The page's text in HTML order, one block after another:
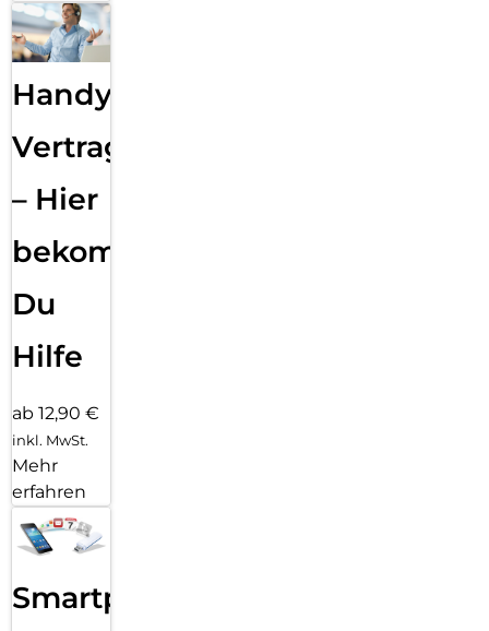
Handy
Vertragsabwicklung
– Hier
bekommst
Du
Hilfe
ab 12,90 €
inkl. MwSt.
Mehr
erfahren
Smartphone